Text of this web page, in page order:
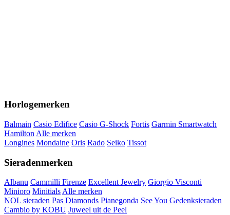
Horlogemerken
Balmain Casio Edifice Casio G-Shock Fortis Garmin Smartwatch
Hamilton Alle merken
Longines Mondaine Oris Rado Seiko Tissot
Sieradenmerken
Albanu Cammilli Firenze Excellent Jewelry Giorgio Visconti
Minioro MinitialsAlle merken
NOL sieraden Pas Diamonds Pianegonda See You Gedenksieraden
Cambio by KOBU Juweel uit de Peel